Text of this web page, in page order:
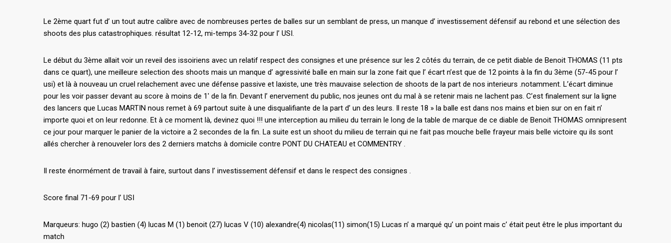
Le 2ème quart fut d’ un tout autre calibre avec de nombreuses pertes de balles sur un semblant de press, un manque d’ investissement défensif au rebond et une sélection des
shoots des plus catastrophiques. résultat 12-12, mi-temps 34-32 pour l’ USI.
Le début du 3ème allait voir un reveil des issoiriens avec un relatif respect des consignes et une présence sur les 2 côtés du terrain, de ce petit diable de Benoit THOMAS (11 pts
dans ce quart), une meilleure selection des shoots mais un manque d’ agressivité balle en main sur la zone fait que l’ écart n’est que de 12 points à la fin du 3ème (57-45 pour l’
usi) et là à nouveau un cruel relachement avec une défense passive et laxiste, une très mauvaise selection de shoots de la part de nos interieurs .notamment. L’écart diminue
pour les voir passer devant au score à moins de 1′ de la fin. Devant l’ enervement du public, nos jeunes ont du mal à se retenir mais ne lachent pas. C’est finalement sur la ligne
des lancers que Lucas MARTIN nous remet à 69 partout suite à une disqualifiante de la part d’ un des leurs. Il reste 18 » la balle est dans nos mains et bien sur on en fait n’
importe quoi et on leur redonne. Et à ce moment là, devinez quoi !!! une interception au milieu du terrain le long de la table de marque de ce diable de Benoit THOMAS omnipresent
ce jour pour marquer le panier de la victoire a 2 secondes de la fin. La suite est un shoot du milieu de terrain qui ne fait pas mouche belle frayeur mais belle victoire qu ils sont
allés chercher à renouveler lors des 2 derniers matchs à domicile contre PONT DU CHATEAU et COMMENTRY .
Il reste énormément de travail à faire, surtout dans l’ investissement défensif et dans le respect des consignes .
Score final 71-69 pour l’ USI
Marqueurs: hugo (2) bastien (4) lucas M (1) benoit (27) lucas V (10) alexandre(4) nicolas(11) simon(15) Lucas n’ a marqué qu’ un point mais c’ était peut être le plus important du
match